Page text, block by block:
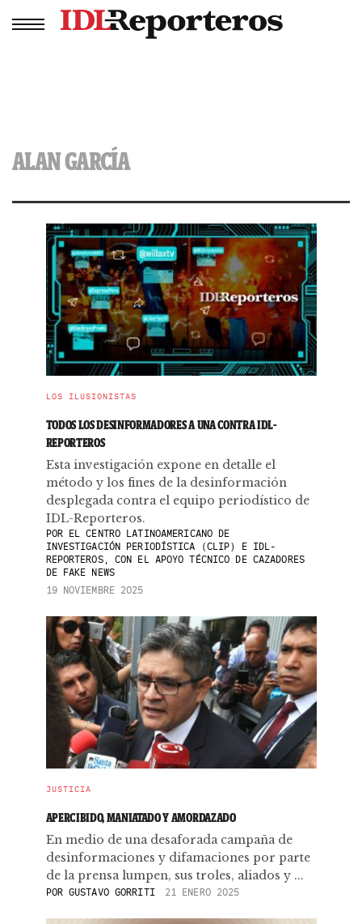
ALAN GARCÍA
LOS ILUSIONISTAS
TODOS LOS DESINFORMADORES A UNA CONTRA IDL-
REPORTEROS
Esta investigación expone en detalle el
método y los fines de la desinformación
desplegada contra el equipo periodístico de
IDL-Reporteros.
POREL CENTRO LATINOAMERICANO DE
INVESTIGACIÓN PERIODÍSTICA (CLIP) E IDL-
REPORTEROS, CON EL APOYO TÉCNICO DE CAZADORES
DE FAKE NEWS
19 NOVIEMBRE 2025
JUSTICIA
APERCIBIDO, MANIATADO Y AMORDAZADO
En medio de una desaforada campaña de
desinformaciones y difamaciones por parte
de la prensa lumpen, sus troles, aliados y ...
POR GUSTAVO GORRITI 21 ENERO 2025